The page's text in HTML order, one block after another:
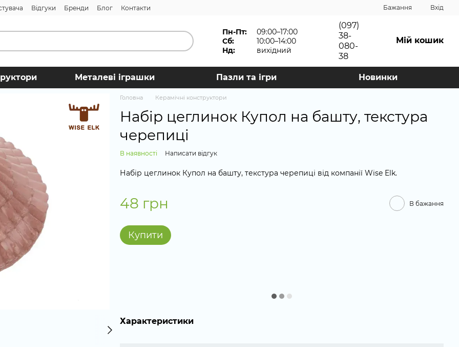
Відгуки Бренди Блог Контакти Бажання Вхід
Пн-Пт:
09:00–17:00
Сб:
10:00–14:00
Нд:
вихідний
(097)
38-
080-
38
Мій кошик
Металеві іграшки Пазли та ігри Новинки
Головна Керамічні конструктори
Набір цеглинок Купол на башту, текстура
черепиці
В наявності Написати відгук
Набір цеглинок Купол на башту, текстура черепиці від компанії Wise Elk.
48 грн В бажання
Купити
Характеристики